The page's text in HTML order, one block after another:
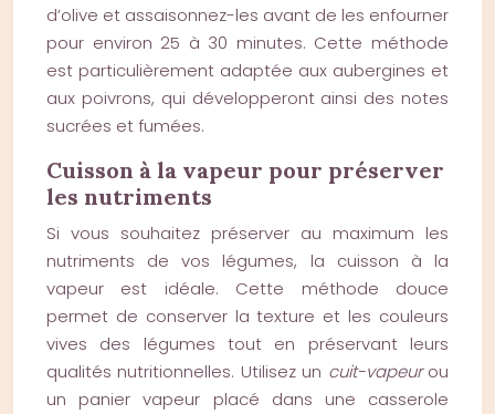
d’olive et assaisonnez-les avant de les enfourner
pour environ 25 à 30 minutes. Cette méthode
est particulièrement adaptée aux aubergines et
aux poivrons, qui développeront ainsi des notes
sucrées et fumées.
Cuisson à la vapeur pour préserver
les nutriments
Si vous souhaitez préserver au maximum les
nutriments de vos légumes, la cuisson à la
vapeur est idéale. Cette méthode douce
permet de conserver la texture et les couleurs
vives des légumes tout en préservant leurs
qualités nutritionnelles. Utilisez un cuit-vapeurou
un panier vapeur placé dans une casserole